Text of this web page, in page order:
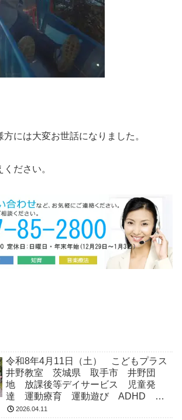
には大変お世話になりました。
ださい。
令和8年4月11日（土） こどもプラス
井野教室 茨城県 取手市 井野団
地 放課後等デイサービス 児童発
達 運動療育 運動遊び ADHD 療
育 発達障がい
2026.04.11